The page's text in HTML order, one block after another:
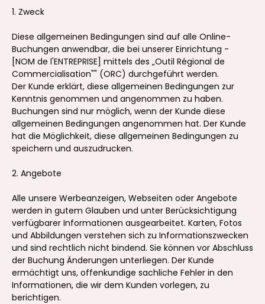
1. Zweck
Diese allgemeinen Bedingungen sind auf alle Online-
Buchungen anwendbar, die bei unserer Einrichtung -
[NOM de l'ENTREPRISE] mittels des „Outil Régional de
Commercialisation"" (ORC) durchgeführt werden.
Der Kunde erklärt, diese allgemeinen Bedingungen zur
Kenntnis genommen und angenommen zu haben.
Buchungen sind nur möglich, wenn der Kunde diese
allgemeinen Bedingungen angenommen hat. Der Kunde
hat die Möglichkeit, diese allgemeinen Bedingungen zu
speichern und auszudrucken.
2. Angebote
Alle unsere Werbeanzeigen, Webseiten oder Angebote
werden in gutem Glauben und unter Berücksichtigung
verfügbarer Informationen ausgearbeitet. Karten, Fotos
und Abbildungen verstehen sich zu Informationszwecken
und sind rechtlich nicht bindend. Sie können vor Abschluss
der Buchung Änderungen unterliegen. Der Kunde
ermächtigt uns, offenkundige sachliche Fehler in den
Informationen, die wir dem Kunden vorlegen, zu
berichtigen.